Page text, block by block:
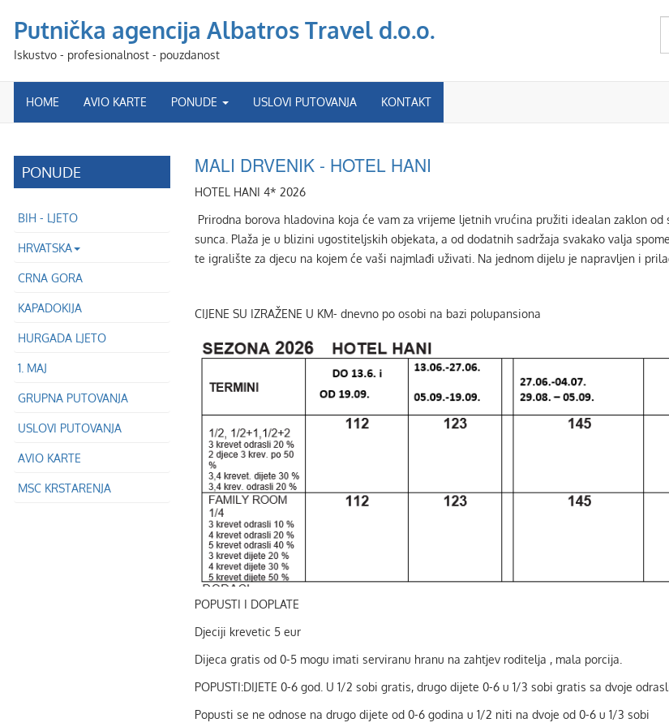
Putnička agencija Albatros Travel d.o.o.
Iskustvo - profesionalnost - pouzdanost
HOME AVIO KARTE PONUDE USLOVI PUTOVANJA KONTAKT
MALI DRVENIK - HOTEL HANI
HOTEL HANI 4* 2026
Prirodna borova hladovina koja će vam za vrijeme ljetnih vrućina pružiti idealan zaklon
sunca. Plaža je u blizini ugostiteljskih objekata, a od dodatnih sadržaja svakako valja
te igralište za djecu na kojem će vaši najmlađi uživati. Na jednom dijelu je napravljen i
CIJENE SU IZRAŽENE U KM- dnevno po osobi na bazi polupansiona
POPUSTI I DOPLATE
Djeciji krevetic 5 eur
Dijeca gratis od 0-5 mogu imati serviranu hranu na zahtjev roditelja , mala porcija.
POPUSTI:DIJETE 0-6 god. U 1/2 sobi gratis, drugo dijete 0-6 u 1/3 sobi gratis sa dvoje
Popusti se ne odnose na drugo dijete od 0-6 godina u 1/2 niti na dvoje od 0-6 u 1/3 sobi
PONUDE
BIH - LJETO
HRVATSKA
CRNA GORA
KAPADOKIJA
HURGADA LJETO
1. MAJ
GRUPNA PUTOVANJA
USLOVI PUTOVANJA
AVIO KARTE
MSC KRSTARENJA